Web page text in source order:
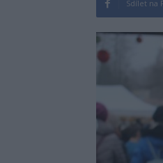
Sdílet na